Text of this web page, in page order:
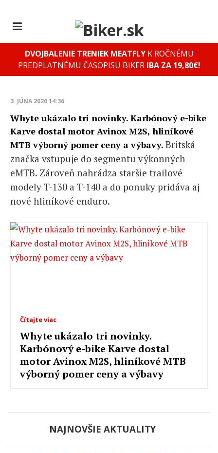
DVOJBALENIE TRENIEK MEATFLYK ROČNÉMU
PREDPLATNÉMU ČASOPISU BIKER IBA ZA 19,80€!
3. JÚNA 2026 14:36
Whyte ukázalo tri novinky. Karbónový e-bike
Karve dostal motor Avinox M2S, hliníkové
MTB výborný pomer ceny a výbavy. Britská
značka vstupuje do segmentu výkonných
eMTB. Zároveň nahrádza staršie trailové
modely T-130 a T-140 a do ponuky pridáva aj
nové hliníkové enduro.
Čítajte viac
Whyte ukázalo tri novinky.
Karbónový e-bike Karve dostal
motor Avinox M2S, hliníkové MTB
výborný pomer ceny a výbavy
NAJNOVŠIE AKTUALITY